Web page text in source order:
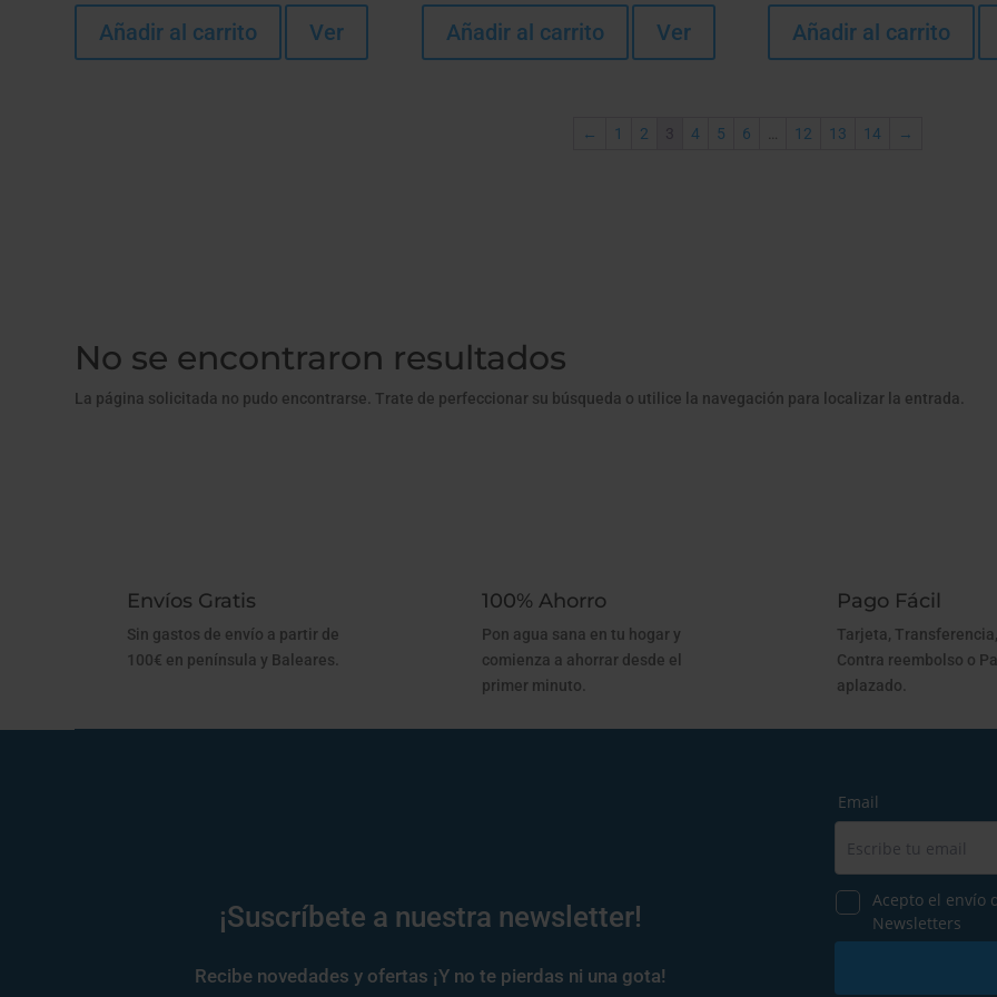
Añadir al carrito Ver Añadir al carrito Ver Añadir al carrito
← 1 2 3 4 5 6 12 13 14 →
No se encontraron resultados
La página solicitada no pudo encontrarse. Trate de perfeccionar su búsqueda o utilice la navegación para localizar la entrada.
Envíos Gratis
Sin gastos de envío a partir de
100€ en península y Baleares.
100% Ahorro
Pon agua sana en tu hogar y
comienza a ahorrar desde el
primer minuto.
Pago Fácil
Tarjeta,
Contra reembolso o
aplazado.
¡Suscríbete a nuestra newsletter!
Recibe novedades y ofertas ¡Y no te pierdas ni una gota!